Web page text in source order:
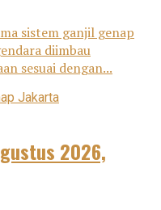
sistem ganjil genap
diimbau
sesuai dengan...
2026,